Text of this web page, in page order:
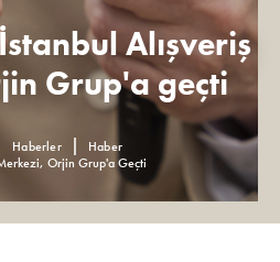
Alışveriş
Grup'a geçti
Haberler
Haber
Orjin Grup'a Geçti